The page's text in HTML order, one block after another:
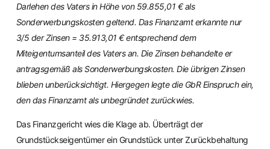
Darlehen des Vaters in Höhe von 59.855,01 € als
Sonderwerbungskosten geltend. Das Finanzamt erkannte nur
3/5 der Zinsen = 35.913,01 € entsprechend dem
Miteigentumsanteil des Vaters an. Die Zinsen behandelte er
antragsgemäß als Sonderwerbungskosten. Die übrigen Zinsen
blieben unberücksichtigt. Hiergegen legte die GbR Einspruch ein,
den das Finanzamt als unbegründet zurückwies.
Das Finanzgericht wies die Klage ab. Überträgt der
Grundstückseigentümer ein Grundstück unter Zurückbehaltung